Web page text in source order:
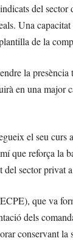
del
Una capacitat
de la
la
en una major
el seu curs
que reforça la
sector privat
que va
dels
conservant la